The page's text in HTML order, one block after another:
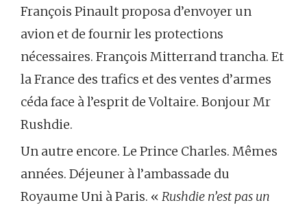
François Pinault proposa d’envoyer un
avion et de fournir les protections
nécessaires. François Mitterrand trancha. Et
la France des trafics et des ventes d’armes
céda face à l’esprit de Voltaire. Bonjour Mr
Rushdie.
Un autre encore. Le Prince Charles. Mêmes
années. Déjeuner à l’ambassade du
Royaume Uni à Paris. « Rushdie n’est pas un